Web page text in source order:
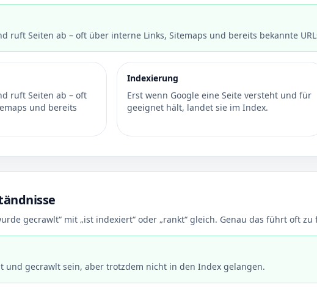
ruft Seiten ab – oft über interne Links, Sitemaps und bereits bekannte
ruft Seiten ab – oft
und bereits
Indexierung
Erst wenn Google eine Seite versteht und für
geeignet hält, landet sie im Index.
gecrawlt“ mit „ist indexiert“ oder „rankt“ gleich. Genau das führt oft zu
und gecrawlt sein, aber trotzdem nicht in den Index gelangen.